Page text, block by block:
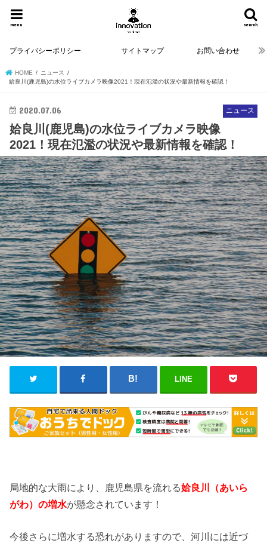
search
menu
プライバシーポリシー サイトマップ お問い合わせ
HOME
ニュース
姶良川(鹿児島)の水位ライブカメラ映像2021！現在氾濫の状況や最新情報を確認！
ニュース
2020.07.06
姶良川(鹿児島)の水位ライブカメラ映像
2021！現在氾濫の状況や最新情報を確認！
LINE
局地的な大雨により、鹿児島県を流れる姶良川
（あいら
がわ）の増水が懸念されています！
今後さらに増水する恐れがありますので、河川には近づ